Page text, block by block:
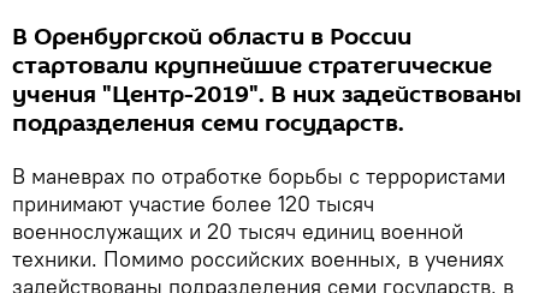
В Оренбургской области в России
стартовали крупнейшие стратегические
учения "Центр-2019". В них задействованы
подразделения семи государств.
В маневрах по отработке борьбы с террористами
принимают участие более 120 тысяч
военнослужащих и 20 тысяч единиц военной
техники. Помимо российских военных, в учениях
задействованы подразделения семи государств, в